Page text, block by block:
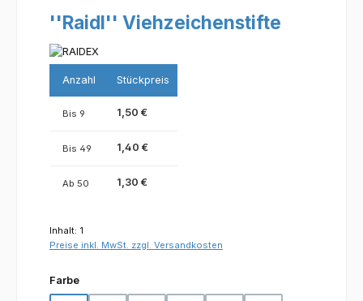
''Raidl'' Viehzeichenstifte
Anzahl Stückpreis
Bis 9 1,50 €
Bis 49 1,40 €
Ab 50 1,30 €
Inhalt: 1
Preise inkl. MwSt. zzgl. Versandkosten
Farbeauswählen